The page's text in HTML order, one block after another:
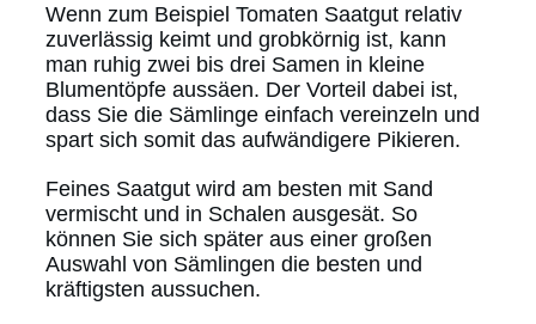
Wenn zum Beispiel Tomaten Saatgut relativ
zuverlässig keimt und grobkörnig ist, kann
man ruhig zwei bis drei Samen in kleine
Blumentöpfe aussäen. Der Vorteil dabei ist,
dass Sie die Sämlinge einfach vereinzeln und
spart sich somit das aufwändigere Pikieren.
Feines Saatgut wird am besten mit Sand
vermischt und in Schalen ausgesät. So
können Sie sich später aus einer großen
Auswahl von Sämlingen die besten und
kräftigsten aussuchen.